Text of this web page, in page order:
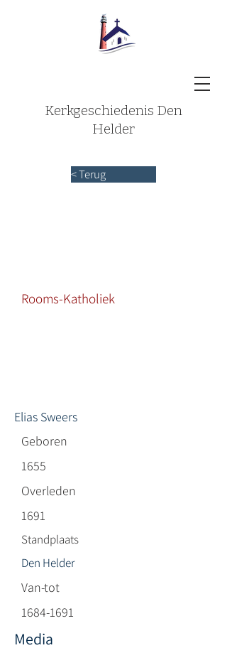
Kerkgeschiedenis Den
Helder
< Terug
Rooms-Katholiek
Elias Sweers
Geboren
1655
Overleden
1691
Standplaats
Den Helder
Van-tot
1684-1691
Media